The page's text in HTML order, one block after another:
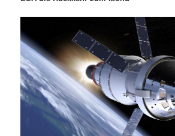
r
e
n
d
ä
r
n
a
v
i
g
a
t
i
o